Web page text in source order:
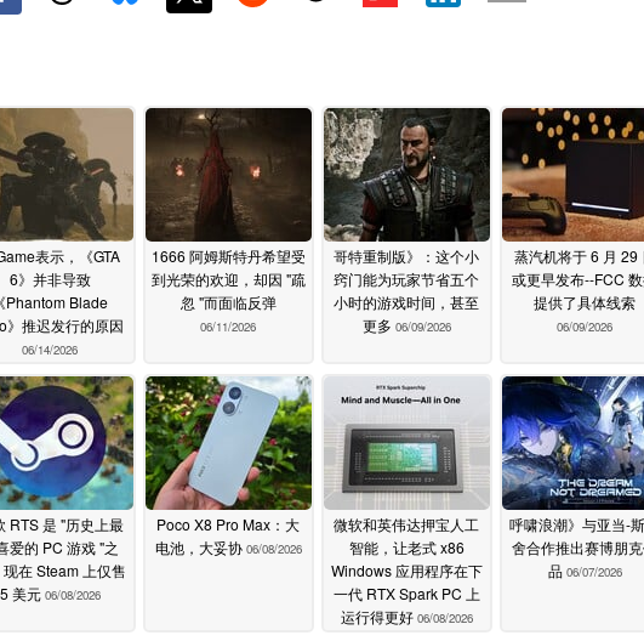
表示，《GTA
6》并非导致
《Phantom Blade
》推迟发行的原因
06/14/2026
1666 阿姆斯特丹希望受
到光荣的欢迎，却因 "疏
忽 "而面临反弹
06/11/2026
哥特重制版》：这个小
窍门能为玩家节省五个
小时的游戏时间，甚至
更多 06/09/2026
蒸汽机将于 6 月 29
或更早发布--FCC
提供了具体线索
06/09/2026
RTS 是 "历史上最
爱的 PC 游戏 "之
在 Steam 上仅售
5 美元 06/08/2026
Poco X8 Pro Max：大
电池，大妥协 06/08/2026
微软和英伟达押宝人工
智能，让老式 x86
Windows 应用程序在下
一代 RTX Spark PC 上
运行得更好 06/08/2026
呼啸浪潮》与亚当-
舍合作推出赛博朋
品 06/07/2026